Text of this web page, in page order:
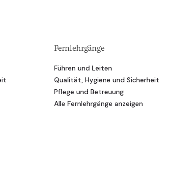
Fernlehrgänge
Führen und Leiten
Qualität, Hygiene und Sicherheit
Pflege und Betreuung
Alle Fernlehrgänge anzeigen